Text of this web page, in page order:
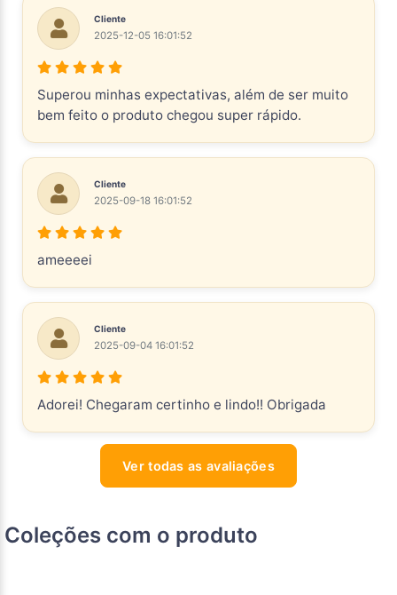
Cliente
2025-12-05 16:01:52
Superou minhas expectativas, além de ser muito
bem feito o produto chegou super rápido.
Cliente
2025-09-18 16:01:52
ameeeei
Cliente
2025-09-04 16:01:52
Adorei! Chegaram certinho e lindo!! Obrigada
Ver todas as avaliações
Coleções com o produto